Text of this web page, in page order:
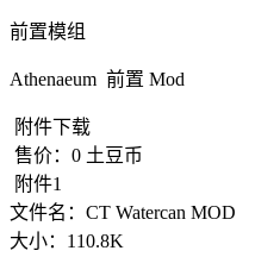
前置模组
Athenaeum 前置 Mod
附件下载
售价： 0 土豆币
附件1
文件名： CT Watercan MOD
大小： 110.8K